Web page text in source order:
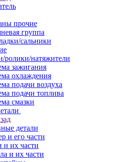
прочие
группа
сальники
ролики/натяжители
зажигания
охлаждения
подачи воздуха
подачи топлива
смазки
детали
и его части
и их части
и их части